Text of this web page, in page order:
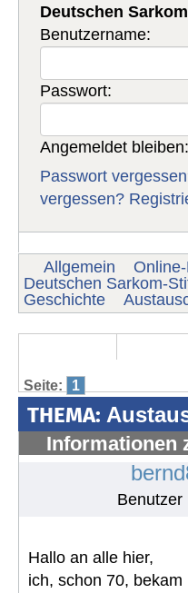
Deutschen
Benutzername:
Passwort:
Angemeldet
Passwort
vergessen?
Allgemein
Deutschen Sarkom-
Geschichte
Seite: 1
THEMA:
Informationen
Benutzer
Hallo an alle hier,
ich, schon 70,